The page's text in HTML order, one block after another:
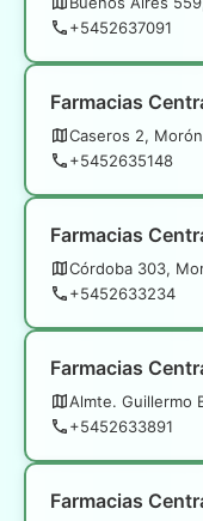
+5452637091
Farmacias
Caseros 2,
+5452635148
Farmacias
Córdoba 303,
+5452633234
Farmacias
Almte. Guillermo
+5452633891
Farmacias